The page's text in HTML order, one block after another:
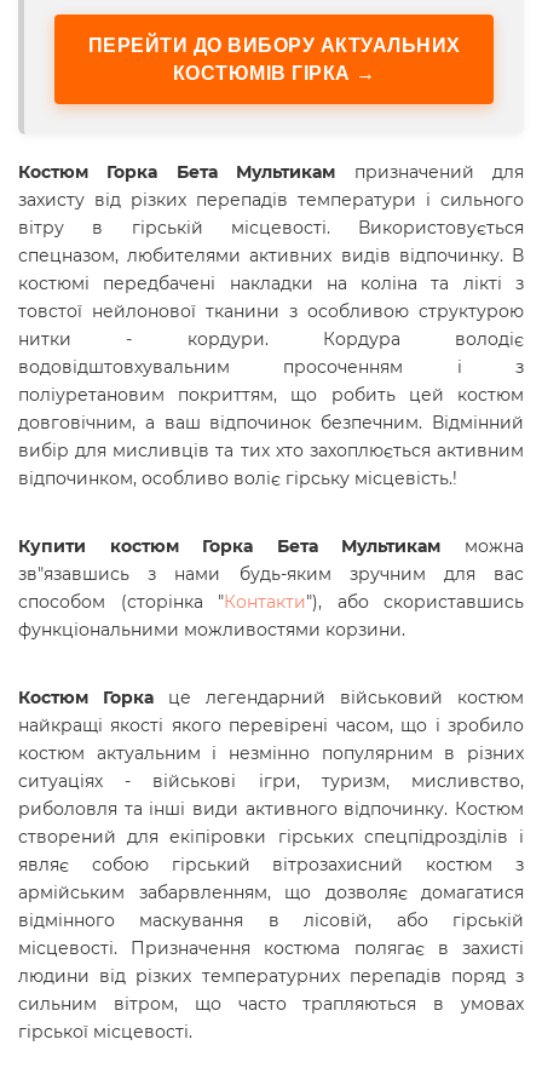
ПЕРЕЙТИ ДО ВИБОРУ АКТУАЛЬНИХ
КОСТЮМІВ ГІРКА →
Костюм Горка Бета Мультикам призначений для
захисту від різких перепадів температури і сильного
вітру в гірській місцевості. Використовується
спецназом, любителями активних видів відпочинку. В
костюмі передбачені накладки на коліна та лікті з
товстої нейлонової тканини з особливою структурою
нитки - кордури. Кордура володіє
водовідштовхувальним просоченням і з
поліуретановим покриттям, що робить цей костюм
довговічним, а ваш відпочинок безпечним. Відмінний
вибір для мисливців та тих хто захоплюється активним
відпочинком, особливо воліє гірську місцевість.!
Купити костюм Горка Бета Мультикам можна
зв"язавшись з нами будь-яким зручним для вас
способом (сторінка "Контакти"), або скориставшись
функціональними можливостями корзини.
Костюм Горка це легендарний військовий костюм
найкращі якості якого перевірені часом, що і зробило
костюм актуальним і незмінно популярним в різних
ситуаціях - військові ігри, туризм, мисливство,
риболовля та інші види активного відпочинку. Костюм
створений для екіпіровки гірських спецпідрозділів і
являє собою гірський вітрозахисний костюм з
армійським забарвленням, що дозволяє домагатися
відмінного маскування в лісовій, або гірській
місцевості. Призначення костюма полягає в захисті
людини від різких температурних перепадів поряд з
сильним вітром, що часто трапляються в умовах
гірської місцевості.